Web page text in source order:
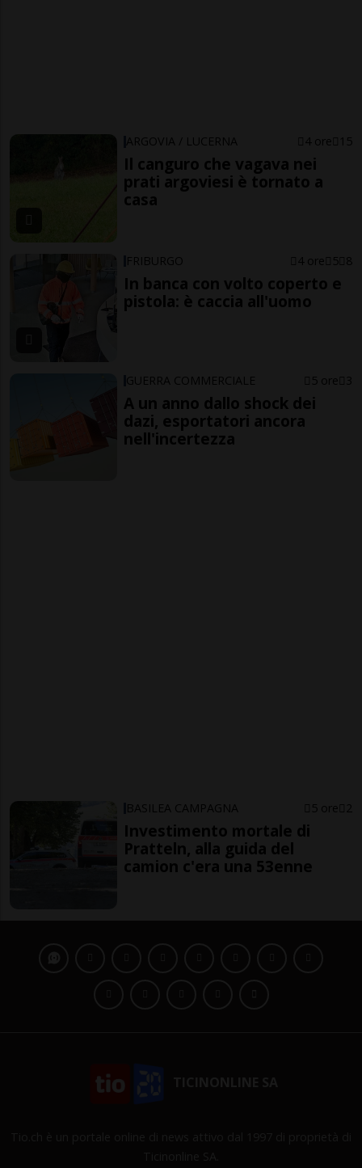
ARGOVIA / LUCERNA 4 ore 15
Il canguro che vagava nei
prati argoviesi è tornato a
casa
FRIBURGO 4 ore 5 8
In banca con volto coperto e
pistola: è caccia all'uomo
GUERRA COMMERCIALE 5 ore 3
A un anno dallo shock dei
dazi, esportatori ancora
nell'incertezza
BASILEA CAMPAGNA 5 ore 2
Investimento mortale di
Pratteln, alla guida del
camion c'era una 53enne